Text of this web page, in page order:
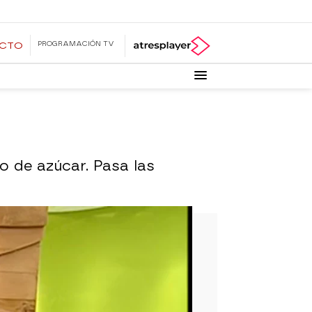
PROGRAMACIÓN TV
de azúcar. Pasa las